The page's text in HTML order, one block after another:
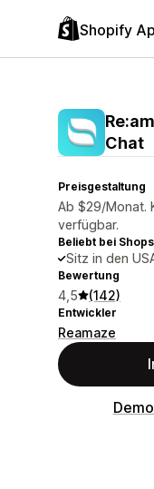
Shopify
Chat
Preisgestaltung
Ab $29/Monat.
verfügbar.
Beliebt bei
Sitz in den
Bewertung
4,5 (142)
Entwickler
Reamaze